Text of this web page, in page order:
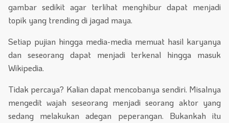
gambar sedikit agar terlihat menghibur dapat menjadi
topik yang trending di jagad maya.
Setiap pujian hingga media-media memuat hasil karyanya
dan seseorang dapat menjadi terkenal hingga masuk
Wikipedia.
Tidak percaya? Kalian dapat mencobanya sendiri. Misalnya
mengedit wajah seseorang menjadi seorang aktor yang
sedang melakukan adegan peperangan. Bukankah itu